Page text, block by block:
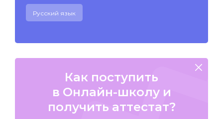
Русский язык
Как поступить
в Онлайн-школу и
получить аттестат?